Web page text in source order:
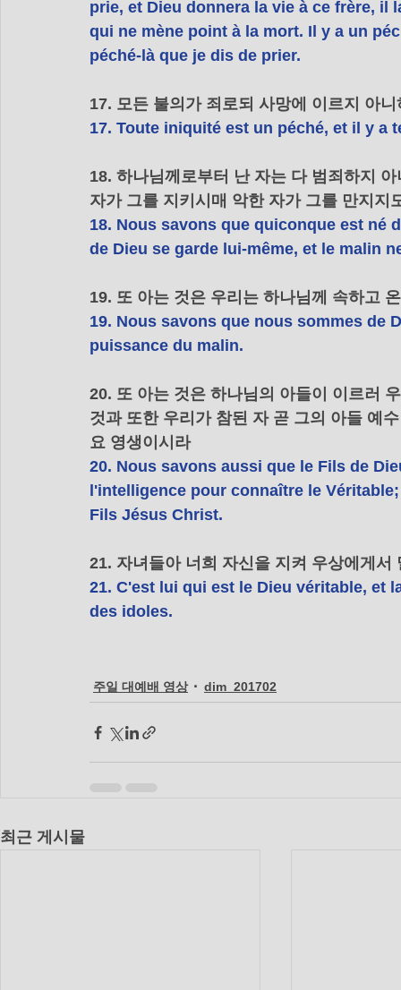
prie, et Dieu donnera la vie à ce frère,
qui ne mène point à la mort. Il y a un
péché-là que je dis de prier.
17. 모든 불의가 죄로되 사망에 이르지 아
17. Toute iniquité est un péché, et il y a
18. 하나님께로부터 난 자는 다 범죄하지
자가 그를 지키시매 악한 자가 그를 만지지
18. Nous savons que quiconque est né
de Dieu se garde lui-même, et le malin
19. 또 아는 것은 우리는 하나님께 속하고
19. Nous savons que nous sommes de
puissance du malin.
20. 또 아는 것은 하나님의 아들이 이르러
것과 또한 우리가 참된 자 곧 그의 아들 예
요 영생이시라
20. Nous savons aussi que le Fils de
l'intelligence pour connaître le
Fils Jésus Christ.
21. 자녀들아 너희 자신을 지켜 우상에게서
21. C'est lui qui est le Dieu véritable, et
des idoles.
주일 대예배 영상 dim_201702
최근 게시물